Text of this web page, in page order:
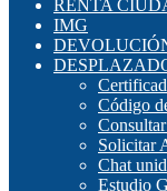
RENTA
IMG
Código
Solicitar
Chat
Estudio